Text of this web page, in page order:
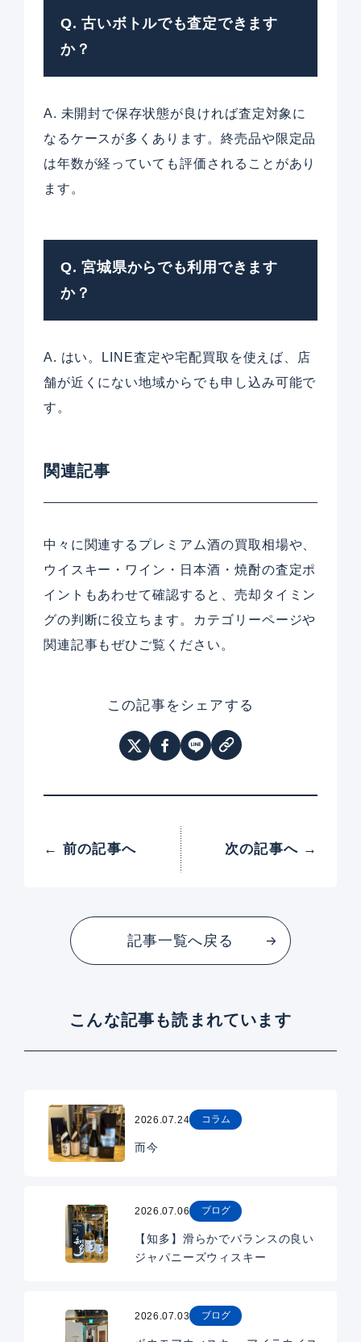
Q. 古いボトルでも査定できます
か？
A. 未開封で保存状態が良ければ査定対象に
なるケースが多くあります。終売品や限定品
は年数が経っていても評価されることがあり
ます。
Q. 宮城県からでも利用できます
か？
A. はい。LINE査定や宅配買取を使えば、店
舗が近くにない地域からでも申し込み可能で
す。
関連記事
中々に関連するプレミアム酒の買取相場や、
ウイスキー・ワイン・日本酒・焼酎の査定ポ
イントもあわせて確認すると、売却タイミン
グの判断に役立ちます。カテゴリーページや
関連記事もぜひご覧ください。
この記事をシェアする
← 前の記事へ 次の記事へ →
記事一覧へ戻る
こんな記事も読まれています
2026.07.24 コラム
而今
2026.07.06 ブログ
【知多】滑らかでバランスの良い
ジャパニーズウィスキー
2026.07.03 ブログ